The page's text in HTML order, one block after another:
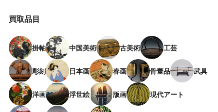
買取品目
掛軸 中国美術 古美術 工芸
彫刻 日本画 春画 骨董品 武具
洋画 浮世絵 版画 現代アート